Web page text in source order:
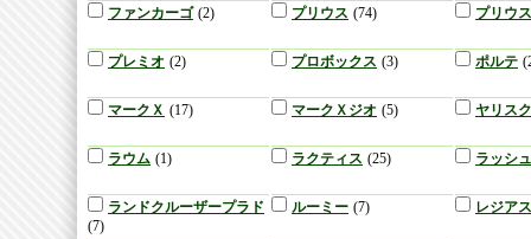
ファンカーゴ (2) プリウス (74) プリウ
プレミオ (2) プロボックス (3) ポルテ
マークＸ (17) マークＸジオ (5) ヤリス
ラウム (1) ラクティス (25) ラッシュ
ランドクルーザープラド
(7)
ルーミー (7) レジアス